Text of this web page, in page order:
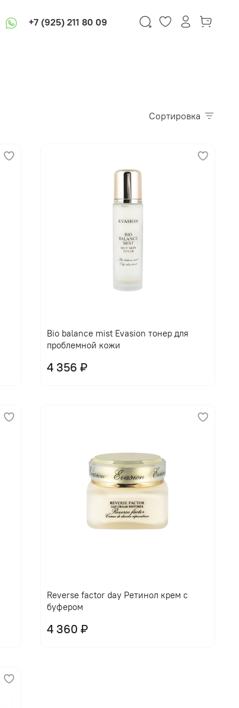
+7 (925) 211 80 09
Сортировка
Bio balance mist Evasion тонер для
проблемной кожи
4 356 ₽
Reverse factor day Ретинол крем с
буфером
4 360 ₽